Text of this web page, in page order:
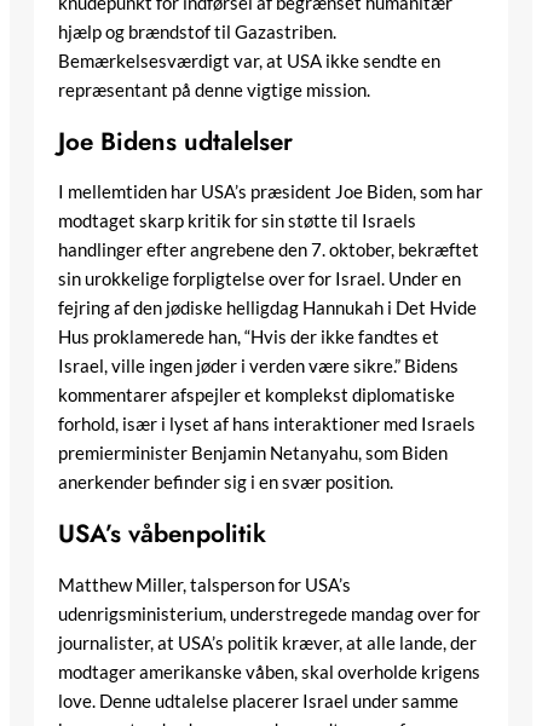
hjælp og brændstof til Gazastriben.
Bemærkelsesværdigt var, at USA ikke sendte en
repræsentant på denne vigtige mission.
Joe Bidens udtalelser
I mellemtiden har USA’s præsident Joe Biden, som har
modtaget skarp kritik for sin støtte til Israels
handlinger efter angrebene den 7. oktober, bekræftet
sin urokkelige forpligtelse over for Israel. Under en
fejring af den jødiske helligdag Hannukah i Det Hvide
Hus proklamerede han, “Hvis der ikke fandtes et
Israel, ville ingen jøder i verden være sikre.” Bidens
kommentarer afspejler et komplekst diplomatiske
forhold, især i lyset af hans interaktioner med Israels
premierminister Benjamin Netanyahu, som Biden
anerkender befinder sig i en svær position.
USA’s våbenpolitik
Matthew Miller, talsperson for USA’s
udenrigsministerium, understregede mandag over for
journalister, at USA’s politik kræver, at alle lande, der
modtager amerikanske våben, skal overholde krigens
love. Denne udtalelse placerer Israel under samme